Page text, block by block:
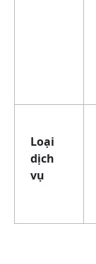
Loại
dịch
vụ